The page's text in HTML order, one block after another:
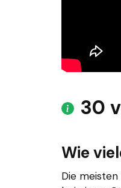
30
Wie
Die